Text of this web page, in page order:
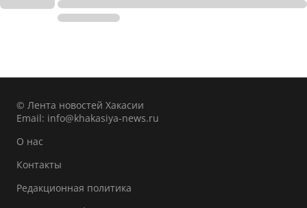
© Лента новостей Хакасии
Email: info@khakasiya-news.ru
О нас
Контакты
Редакционная политика